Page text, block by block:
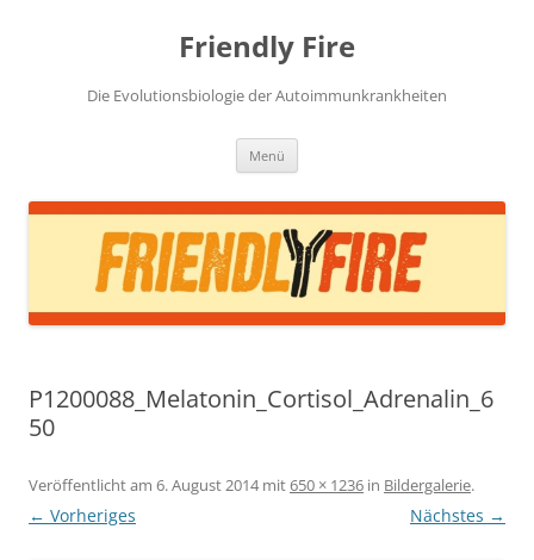
Friendly Fire
Die Evolutionsbiologie der Autoimmunkrankheiten
Menü
P1200088_Melatonin_Cortisol_Adrenalin_6
50
Veröffentlicht am 6. August 2014mit650 × 1236 in Bildergalerie.
← Vorheriges Nächstes →